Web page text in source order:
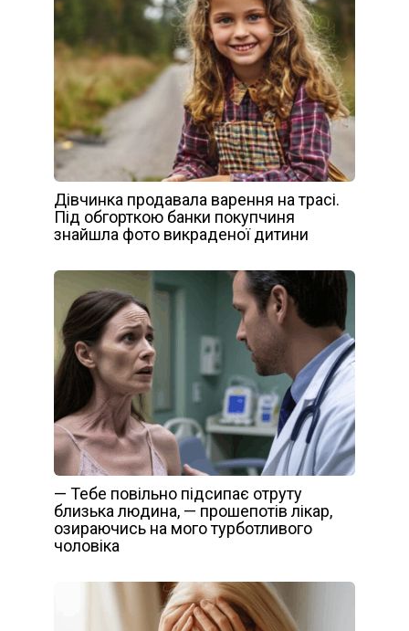
Дівчинка продавала варення на трасі.
Під обгорткою банки покупчиня
знайшла фото викраденої дитини
— Тебе повільно підсипає отруту
близька людина, — прошепотів лікар,
озираючись на мого турботливого
чоловіка